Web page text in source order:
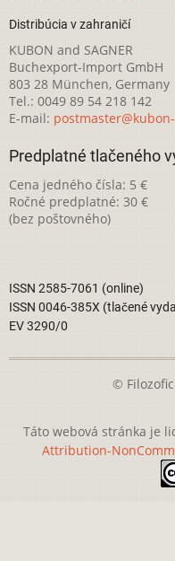
Distribúcia v zahraničí
KUBON and SAGNER
Buchexport-Import GmbH
803 28 München, Germany
Tel.: 0049 89 54 218 142
E-mail:
Predplatné tlačeného
Cena jedného čísla: 5 €
Ročné predplatné: 30 €
(bez poštovného)
ISSN 2585-7061 (online)
ISSN 0046-385X (tlačené
EV 3290/0
©
Táto webová stránka je
Attribution-